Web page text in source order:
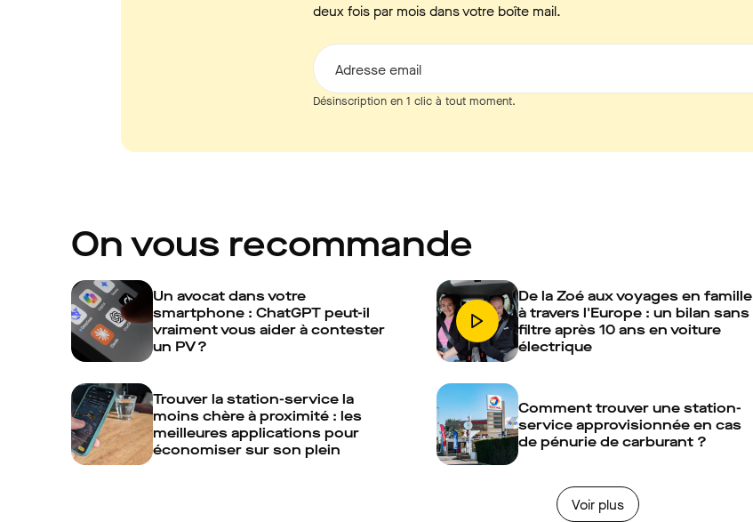
deux fois par mois dans votre boîte mail.
Adresse email
Désinscription en 1 clic à tout moment.
On vous recommande
Un avocat dans votre
smartphone : ChatGPT peut-il
vraiment vous aider à contester
un PV ?
De la Zoé aux voyages en famille
à travers l'Europe : un bilan sans
filtre après 10 ans en voiture
électrique
Trouver la station-service la
moins chère à proximité : les
meilleures applications pour
économiser sur son plein
Comment trouver une station-
service approvisionnée en cas
de pénurie de carburant ?
Voir plus